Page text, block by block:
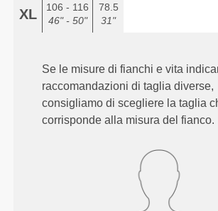
XL
106 - 116
46" - 50"
78.5
31"
Se le misure di fianchi e vita
raccomandazioni di taglia diverse,
consigliamo di scegliere la taglia
corrisponde alla misura del fianco.